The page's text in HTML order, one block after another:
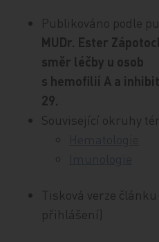
Publikováno podle
MUDr. Ester
směr léčby u osob
s hemofilií A a
29.
Související okruhy
Tisková verze
přihlášení)